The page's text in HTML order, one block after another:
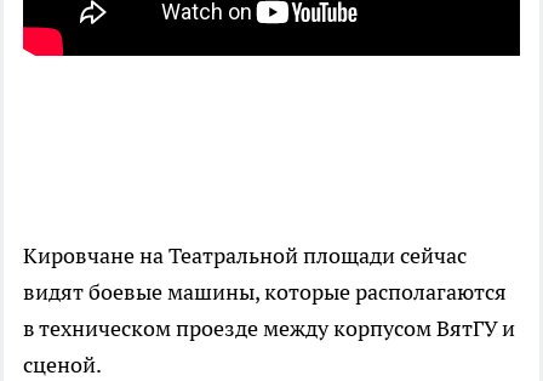
Кировчане на Театральной площади сейчас
видят боевые машины, которые располагаются
в техническом проезде между корпусом ВятГУ и
сценой.